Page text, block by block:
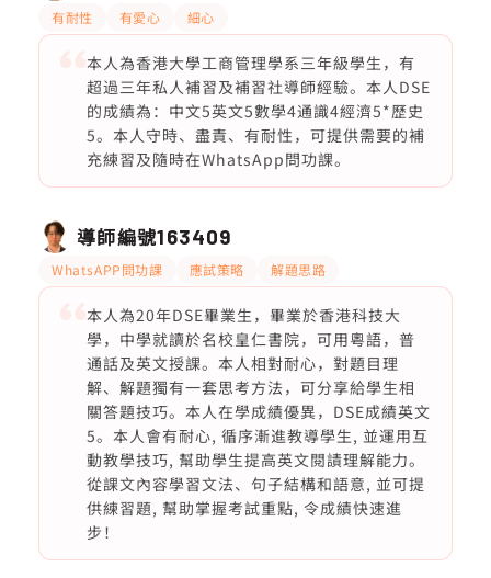
有耐性 有愛心 細心
本人為香港大學工商管理學系三年級學生，有
超過三年私人補習及補習社導師經驗。本人DSE
的成績為：中文5英文5數學4通識4經濟5*歷史
5。本人守時、盡責、有耐性，可提供需要的補
充練習及隨時在WhatsApp問功課。
導師編號163409
WhatsAPP問功課 應試策略 解題思路
本人為20年DSE畢業生，畢業於香港科技大
學，中學就讀於名校皇仁書院，可用粵語，普
通話及英文授課。本人相對耐心，對題目理
解、解題獨有一套思考方法，可分享給學生相
關答題技巧。本人在學成績優異，DSE成績英文
5。本人會有耐心, 循序漸進教導學生, 並運用互
動教學技巧, 幫助學生提高英文閱謮理解能力。
從課文內容學習文法、句子結構和語意, 並可提
供練習題, 幫助掌握考試重點, 令成績快速進
步！